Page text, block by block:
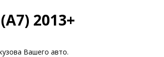
2013+
Вашего авто.